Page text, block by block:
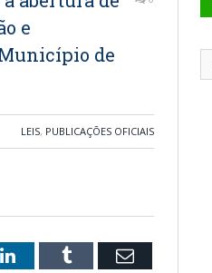
e
de
LEIS, PUBLICAÇÕES OFICIAIS
LinkedInTumblr Email